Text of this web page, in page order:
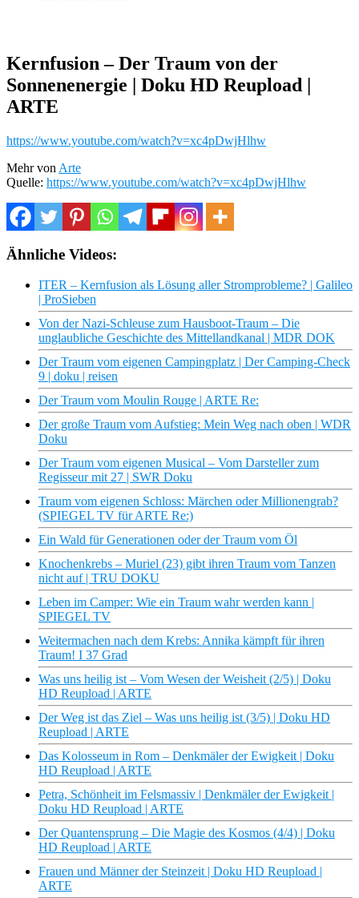
Kernfusion – Der Traum von der
Sonnenenergie | Doku HD Reupload |
ARTE
https://www.youtube.com/watch?v=xc4pDwjHlhw
Mehr von Arte
Quelle: https://www.youtube.com/watch?v=xc4pDwjHlhw
Ähnliche Videos:
ITER – Kernfusion als Lösung aller Stromprobleme? | Galileo
| ProSieben
Von der Nazi-Schleuse zum Hausboot-Traum – Die
unglaubliche Geschichte des Mittellandkanal | MDR DOK
Der Traum vom eigenen Campingplatz | Der Camping-Check
9 | doku | reisen
Der Traum vom Moulin Rouge | ARTE Re:
Der große Traum vom Aufstieg: Mein Weg nach oben | WDR
Doku
Der Traum vom eigenen Musical – Vom Darsteller zum
Regisseur mit 27 | SWR Doku
Traum vom eigenen Schloss: Märchen oder Millionengrab?
(SPIEGEL TV für ARTE Re:)
Ein Wald für Generationen oder der Traum vom Öl
Knochenkrebs – Muriel (23) gibt ihren Traum vom Tanzen
nicht auf | TRU DOKU
Leben im Camper: Wie ein Traum wahr werden kann |
SPIEGEL TV
Weitermachen nach dem Krebs: Annika kämpft für ihren
Traum! I 37 Grad
Was uns heilig ist – Vom Wesen der Weisheit (2/5) | Doku
HD Reupload | ARTE
Der Weg ist das Ziel – Was uns heilig ist (3/5) | Doku HD
Reupload | ARTE
Das Kolosseum in Rom – Denkmäler der Ewigkeit | Doku
HD Reupload | ARTE
Petra, Schönheit im Felsmassiv | Denkmäler der Ewigkeit |
Doku HD Reupload | ARTE
Der Quantensprung – Die Magie des Kosmos (4/4) | Doku
HD Reupload | ARTE
Frauen und Männer der Steinzeit | Doku HD Reupload |
ARTE